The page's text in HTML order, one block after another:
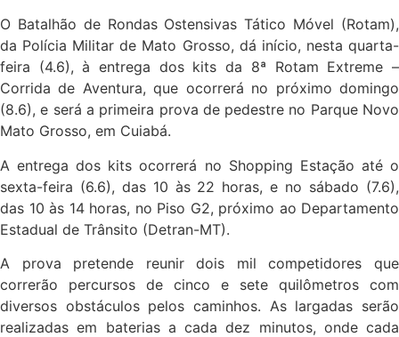
O Batalhão de Rondas Ostensivas Tático Móvel (Rotam),
da Polícia Militar de Mato Grosso, dá início, nesta quarta-
feira (4.6), à entrega dos kits da 8ª Rotam Extreme –
Corrida de Aventura, que ocorrerá no próximo domingo
(8.6), e será a primeira prova de pedestre no Parque Novo
Mato Grosso, em Cuiabá.
A entrega dos kits ocorrerá no Shopping Estação até o
sexta-feira (6.6), das 10 às 22 horas, e no sábado (7.6),
das 10 às 14 horas, no Piso G2, próximo ao Departamento
Estadual de Trânsito (Detran-MT).
A prova pretende reunir dois mil competidores que
correrão percursos de cinco e sete quilômetros com
diversos obstáculos pelos caminhos. As largadas serão
realizadas em baterias a cada dez minutos, onde cada